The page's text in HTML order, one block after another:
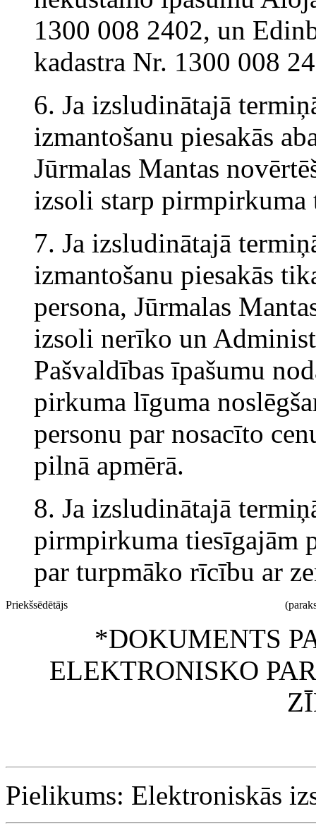
1300 008 2402, un
kadastra Nr. 1300 008
6. Ja izsludinātajā
izmantošanu piesakās
Jūrmalas Mantas
izsoli starp pirmpirkuma
7. Ja izsludinātajā
izmantošanu piesakās
persona, Jūrmalas
izsoli nerīko un
Pašvaldības īpašumu
pirkuma līguma
personu par nosacīto
pilnā apmērā.
8. Ja izsludinātajā
pirmpirkuma tiesīgajām
par turpmāko rīcību ar
Priekšsēdētājs
*DOKUMENTS
ELEKTRONISKO
Pielikums: Elektroniskās